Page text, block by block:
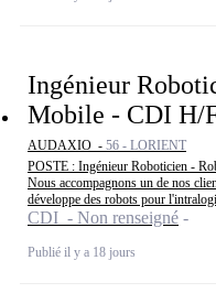
Ingénieur
Mobile - CDI H/
AUDAXIO - 56 - LORIENT
POSTE : Ingénieur Roboticien -
Nous accompagnons un de nos
développe des robots pour
CDI - Non renseigné
Publié il y a 18 jours